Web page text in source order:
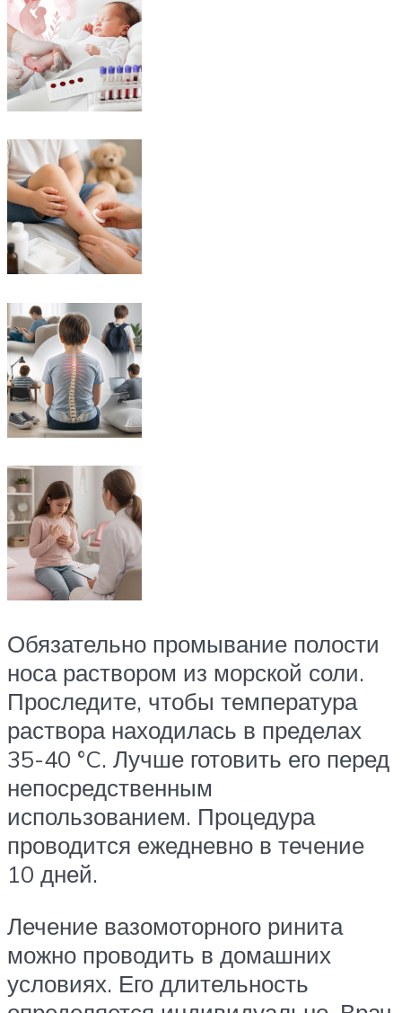
Обязательно промывание полости
носа раствором из морской соли.
Проследите, чтобы температура
раствора находилась в пределах
35-40 °C. Лучше готовить его перед
непосредственным
использованием. Процедура
проводится ежедневно в течение
10 дней.
Лечение вазомоторного ринита
можно проводить в домашних
условиях. Его длительность